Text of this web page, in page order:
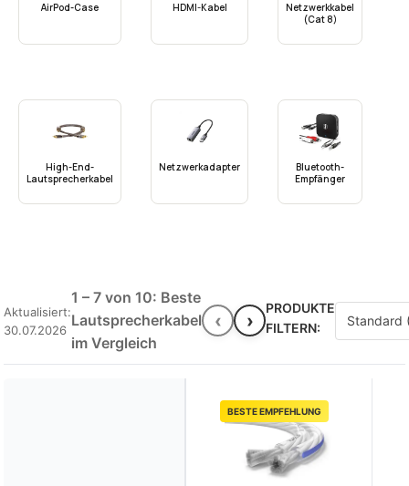
AirPod-Case HDMI-Kabel
Netzwerkkabel
(Cat 8)
High-End-
Lautsprecherkabel
Netzwerkadapter
Bluetooth-
Empfänger
Aktualisiert:
30.07.2026
1 – 7 von 10: Beste
Lautsprecherkabel
im Vergleich
‹ ›
PRODUKTE
FILTERN:
BESTE EMPFEHLUNG